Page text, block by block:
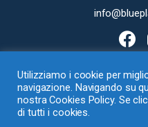
Utilizziamo i cookie per
navigazione. Navigando su
nostra Cookies Policy. Se
di tutti i cookies.